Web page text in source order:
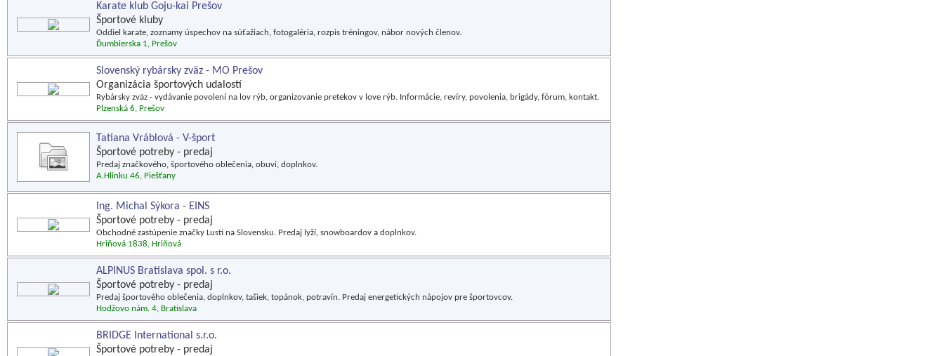
Karate klub Goju-kai Prešov
Športové kluby
Oddiel karate, zoznamy úspechov na súťažiach, fotogaléria, rozpis tréningov, nábor nových členov.
Ďumbierska 1, Prešov
Slovenský rybársky zväz - MO Prešov
Organizácia športových udalostí
Rybársky zväz - vydávanie povolení na lov rýb, organizovanie pretekov v love rýb. Informácie, revíry, povolenia, brigády, fórum, kontakt.
Plzenská 6, Prešov
Tatiana Vráblová - V-šport
Športové potreby - predaj
Predaj značkového, športového oblečenia, obuvi, doplnkov.
A.Hlinku 46, Piešťany
Ing. Michal Sýkora - EINS
Športové potreby - predaj
Obchodné zastúpenie značky Lusti na Slovensku. Predaj lyží, snowboardov a doplnkov.
Hriňová 1838, Hriňová
ALPINUS Bratislava spol. s r.o.
Športové potreby - predaj
Predaj športového oblečenia, doplnkov, tašiek, topánok, potravín. Predaj energetických nápojov pre športovcov.
Hodžovo nám. 4, Bratislava
BRIDGE International s.r.o.
Športové potreby - predaj